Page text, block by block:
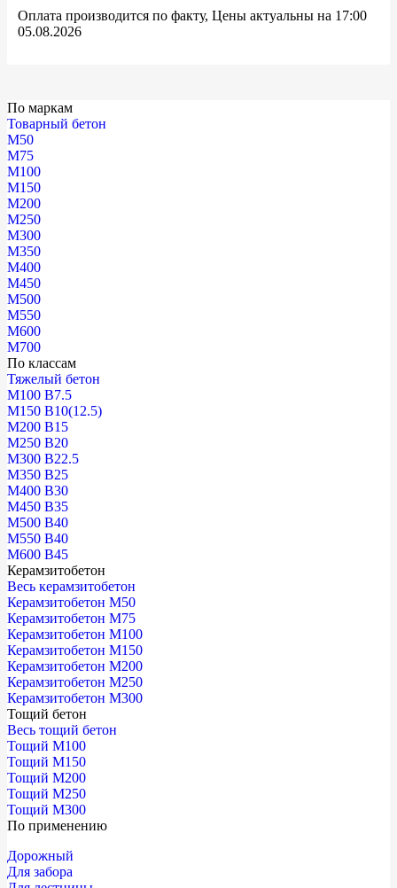
Оплата производится по факту, Цены актуальны на 17:00
05.08.2026
По маркам
Товарный бетон
М50
М75
М100
М150
М200
М250
М300
М350
М400
М450
М500
М550
М600
М700
По классам
Тяжелый бетон
М100 В7.5
М150 В10(12.5)
М200 В15
М250 В20
М300 В22.5
М350 В25
М400 В30
М450 В35
М500 В40
М550 В40
М600 В45
Керамзитобетон
Весь керамзитобетон
Керамзитобетон М50
Керамзитобетон М75
Керамзитобетон М100
Керамзитобетон М150
Керамзитобетон М200
Керамзитобетон М250
Керамзитобетон М300
Тощий бетон
Весь тощий бетон
Тощий М100
Тощий М150
Тощий М200
Тощий М250
Тощий М300
По применению
Дорожный
Для забора